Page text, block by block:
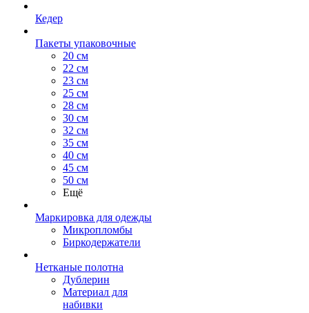
Кедер
Пакеты упаковочные
20 см
22 см
23 см
25 см
28 см
30 см
32 см
35 см
40 см
45 см
50 см
Ещё
Маркировка для одежды
Микропломбы
Биркодержатели
Нетканые полотна
Дублерин
Материал для
набивки